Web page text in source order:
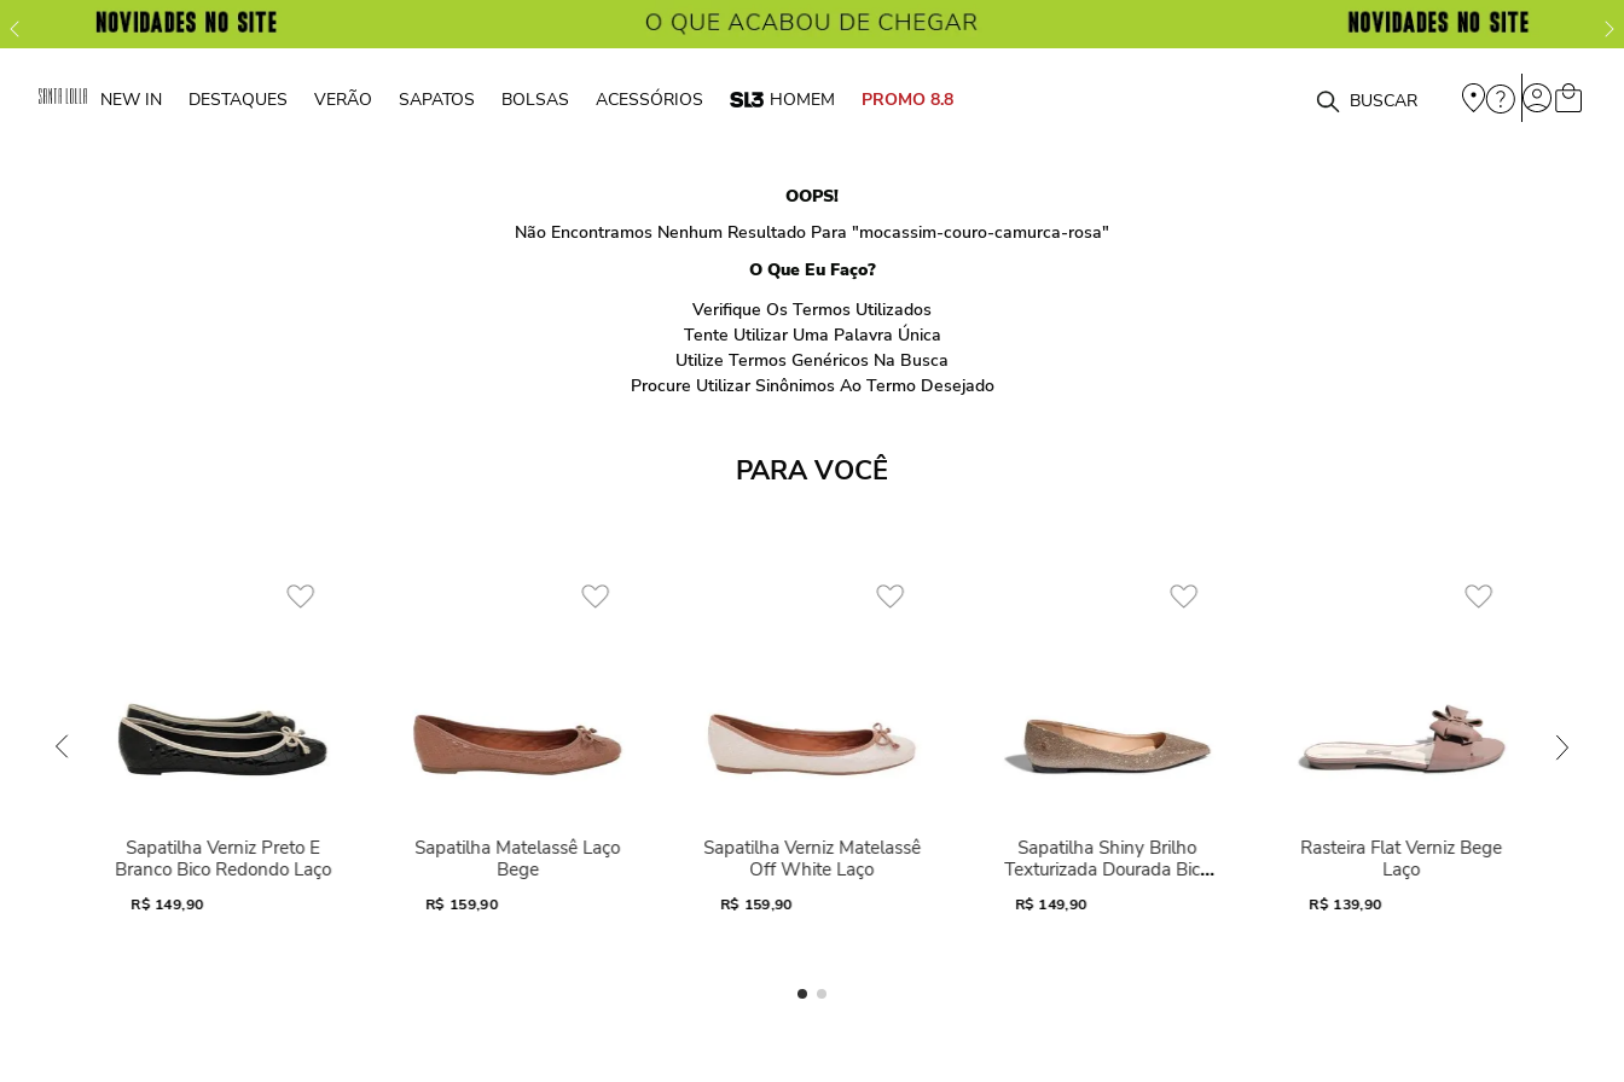
NEW IN DESTAQUES VERÃO SAPATOS BOLSAS ACESSÓRIOS HOMEM PROMO 8.8 O que você está procurando?
OOPS!
Não Encontramos Nenhum Resultado Para "mocassim-couro-camurca-rosa"
O Que Eu Faço?
Verifique Os Termos Utilizados
Tente Utilizar Uma Palavra Única
Utilize Termos Genéricos Na Busca
Procure Utilizar Sinônimos Ao Termo Desejado
PARA VOCÊ
Sapatilha Verniz Preto E
Branco Bico Redondo Laço
R$ 149,90
Sapatilha Matelassê Laço
Bege
R$ 159,90
Sapatilha Verniz Matelassê
Off White Laço
R$ 159,90
Sapatilha Shiny Brilho
Texturizada Dourada Bico
R$ 149,90
Rasteira Flat Verniz Bege
Laço
R$ 139,90